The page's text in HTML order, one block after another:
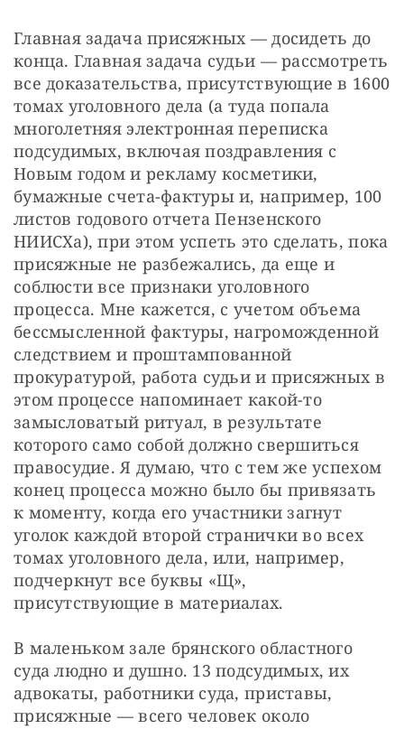
Главная задача присяжных — ​досидеть до
конца. Главная задача судьи — ​рассмотреть
все доказательства, присутствующие в 1600
томах уголовного дела (а туда попала
многолетняя электронная переписка
подсудимых, включая поздравления с
Новым годом и рекламу косметики,
бумажные счета-фактуры и, например, 100
листов годового отчета Пензенского
НИИСХа), при этом успеть это сделать, пока
присяжные не разбежались, да еще и
соблюсти все признаки уголовного
процесса. Мне кажется, с учетом объема
бессмысленной фактуры, нагроможденной
следствием и проштампованной
прокуратурой, работа судьи и присяжных в
этом процессе напоминает какой-то
замысловатый ритуал, в результате
которого само собой должно свершиться
правосудие. Я думаю, что с тем же успехом
конец процесса можно было бы привязать
к моменту, когда его участники загнут
уголок каждой второй странички во всех
томах уголовного дела, или, например,
подчеркнут все буквы «Щ»,
присутствующие в материалах.
В маленьком зале брянского областного
суда людно и душно. 13 подсудимых, их
адвокаты, работники суда, приставы,
присяжные — ​всего человек около